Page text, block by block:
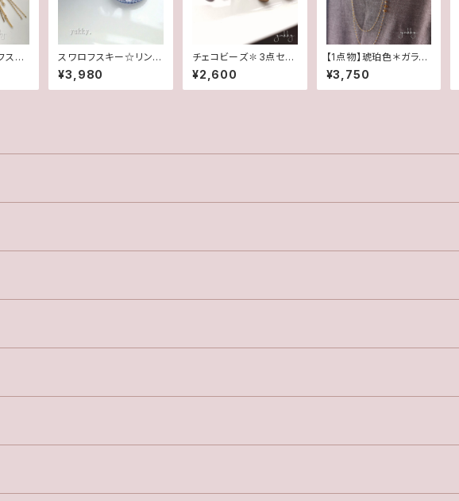
スキ
スワロフスキー☆リング
☆Lt.サファイヤ(11.5号)
¥3,980
チェコビーズ✽3点セッ
ト(ピアス/イヤリング)
¥2,600
【1点物】琥珀色＊ガラス
♪二連ロングネックレ
ス
¥3,750